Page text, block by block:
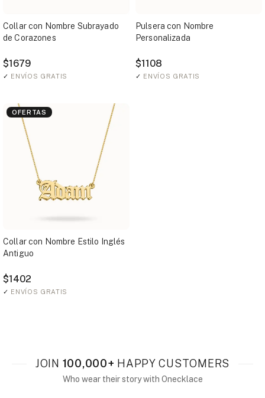
Collar con Nombre Subrayado
de Corazones
$1679
✓ ENVÍOS GRATIS
Pulsera con Nombre
Personalizada
$1108
✓ ENVÍOS GRATIS
OFERTAS
Collar con Nombre Estilo Inglés
Antiguo
$1402
✓ ENVÍOS GRATIS
JOIN 100,000+ HAPPY CUSTOMERS
Who wear their story with Onecklace